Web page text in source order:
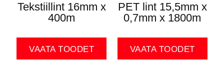
Tekstiillint 16mm x
400m
VAATA TOODET
PET lint 15,5mm x
0,7mm x 1800m
VAATA TOODET